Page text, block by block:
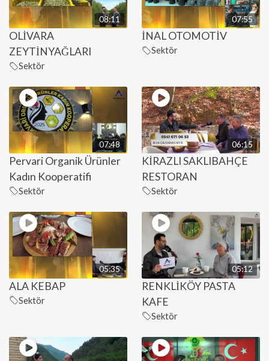
08:11
OLİVARA
ZEYTİNYAĞLARI
Sektör
07:55
İNAL OTOMOTİV
Sektör
07:48
Pervari Organik Ürünler
Kadın Kooperatifi
Sektör
06:15
KİRAZLI SAKLIBAHÇE
RESTORAN
Sektör
05:35
ALA KEBAP
Sektör
05:12
RENKLİKÖY PASTA
KAFE
Sektör